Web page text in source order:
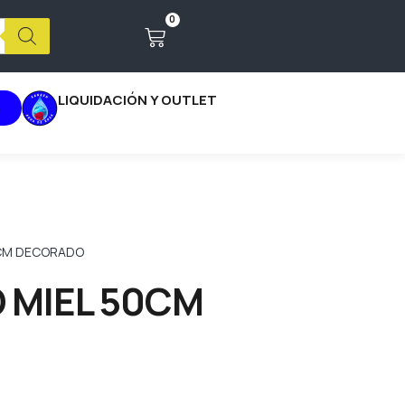
0
LIQUIDACIÓN Y OUTLET
DECORADO
MIEL 50CM